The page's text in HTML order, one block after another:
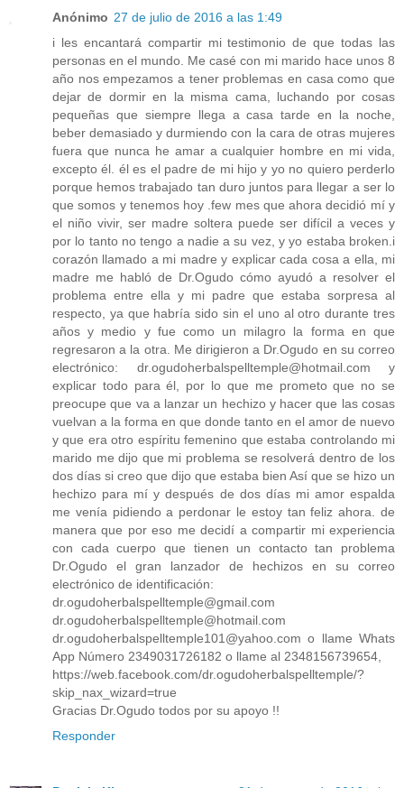
Anónimo 27 de julio de 2016 a las 1:49
i les encantará compartir mi testimonio de que todas las
personas en el mundo. Me casé con mi marido hace unos 8
año nos empezamos a tener problemas en casa como que
dejar de dormir en la misma cama, luchando por cosas
pequeñas que siempre llega a casa tarde en la noche,
beber demasiado y durmiendo con la cara de otras mujeres
fuera que nunca he amar a cualquier hombre en mi vida,
excepto él. él es el padre de mi hijo y yo no quiero perderlo
porque hemos trabajado tan duro juntos para llegar a ser lo
que somos y tenemos hoy .few mes que ahora decidió mí y
el niño vivir, ser madre soltera puede ser difícil a veces y
por lo tanto no tengo a nadie a su vez, y yo estaba broken.i
corazón llamado a mi madre y explicar cada cosa a ella, mi
madre me habló de Dr.Ogudo cómo ayudó a resolver el
problema entre ella y mi padre que estaba sorpresa al
respecto, ya que habría sido sin el uno al otro durante tres
años y medio y fue como un milagro la forma en que
regresaron a la otra. Me dirigieron a Dr.Ogudo en su correo
electrónico: dr.ogudoherbalspelltemple@hotmail.com y
explicar todo para él, por lo que me prometo que no se
preocupe que va a lanzar un hechizo y hacer que las cosas
vuelvan a la forma en que donde tanto en el amor de nuevo
y que era otro espíritu femenino que estaba controlando mi
marido me dijo que mi problema se resolverá dentro de los
dos días si creo que dijo que estaba bien Así que se hizo un
hechizo para mí y después de dos días mi amor espalda
me venía pidiendo a perdonar le estoy tan feliz ahora. de
manera que por eso me decidí a compartir mi experiencia
con cada cuerpo que tienen un contacto tan problema
Dr.Ogudo el gran lanzador de hechizos en su correo
electrónico de identificación:
dr.ogudoherbalspelltemple@gmail.com
dr.ogudoherbalspelltemple@hotmail.com
dr.ogudoherbalspelltemple101@yahoo.com o llame Whats
App Número 2349031726182 o llame al 2348156739654,
https://web.facebook.com/dr.ogudoherbalspelltemple/?
skip_nax_wizard=true
Gracias Dr.Ogudo todos por su apoyo !!
Responder